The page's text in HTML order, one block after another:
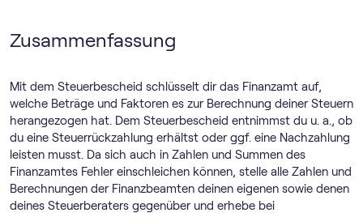
Zusammenfassung
Mit dem Steuerbescheid schlüsselt dir das Finanzamt auf,
welche Beträge und Faktoren es zur Berechnung deiner Steuern
herangezogen hat. Dem Steuerbescheid entnimmst du u. a., ob
du eine Steuerrückzahlung erhältst oder ggf. eine Nachzahlung
leisten musst. Da sich auch in Zahlen und Summen des
Finanzamtes Fehler einschleichen können, stelle alle Zahlen und
Berechnungen der Finanzbeamten deinen eigenen sowie denen
deines Steuerberaters gegenüber und erhebe bei